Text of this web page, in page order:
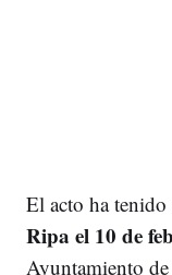
El acto ha tenido
Ripa el 10 de
Ayuntamiento